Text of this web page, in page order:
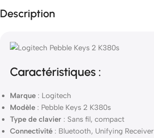
Description
Caractéristiques :
Marque : Logitech
Modèle : Pebble Keys 2 K380s
Type de clavier : Sans fil, compact
Connectivité : Bluetooth, Unifying Receiver